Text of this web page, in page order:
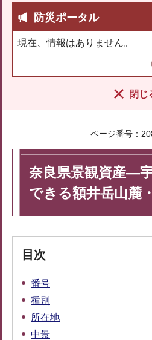
防災ポータル
現在、情報はありません。
閉じ
ページ番号：
奈良県景観資産―
できる額井岳山麓
目次
番号
種別
所在地
中景